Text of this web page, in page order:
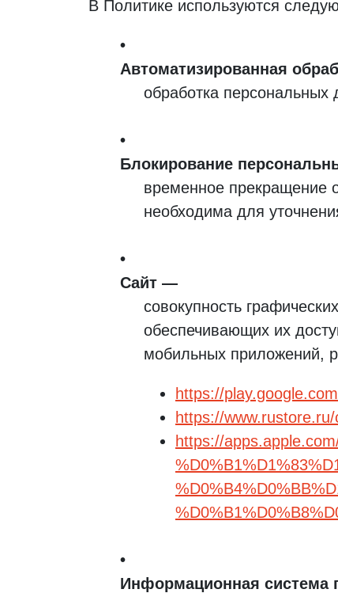
В Политике используются
Автоматизированная
обработка
Блокирование
временное прекращение
необходима для
Сайт
совокупность
обеспечивающих их
мобильных приложений,
https://
https://
https://
Информационная система